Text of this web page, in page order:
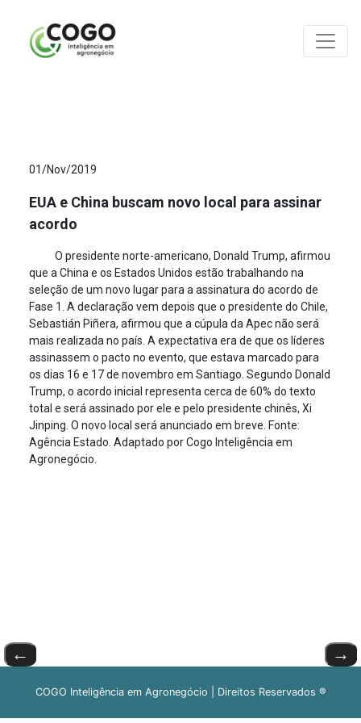
01/Nov/2019
EUA e China buscam novo local para assinar
acordo
O presidente norte-americano, Donald Trump, afirmou
que a China e os Estados Unidos estão trabalhando na
seleção de um novo lugar para a assinatura do acordo de
Fase 1. A declaração vem depois que o presidente do Chile,
Sebastián Piñera, afirmou que a cúpula da Apec não será
mais realizada no país. A expectativa era de que os líderes
assinassem o pacto no evento, que estava marcado para
os dias 16 e 17 de novembro em Santiago. Segundo Donald
Trump, o acordo inicial representa cerca de 60% do texto
total e será assinado por ele e pelo presidente chinês, Xi
Jinping. O novo local será anunciado em breve. Fonte:
Agência Estado. Adaptado por Cogo Inteligência em
Agronegócio.
← →
COGO Inteligência em Agronegócio | Direitos Reservados ®